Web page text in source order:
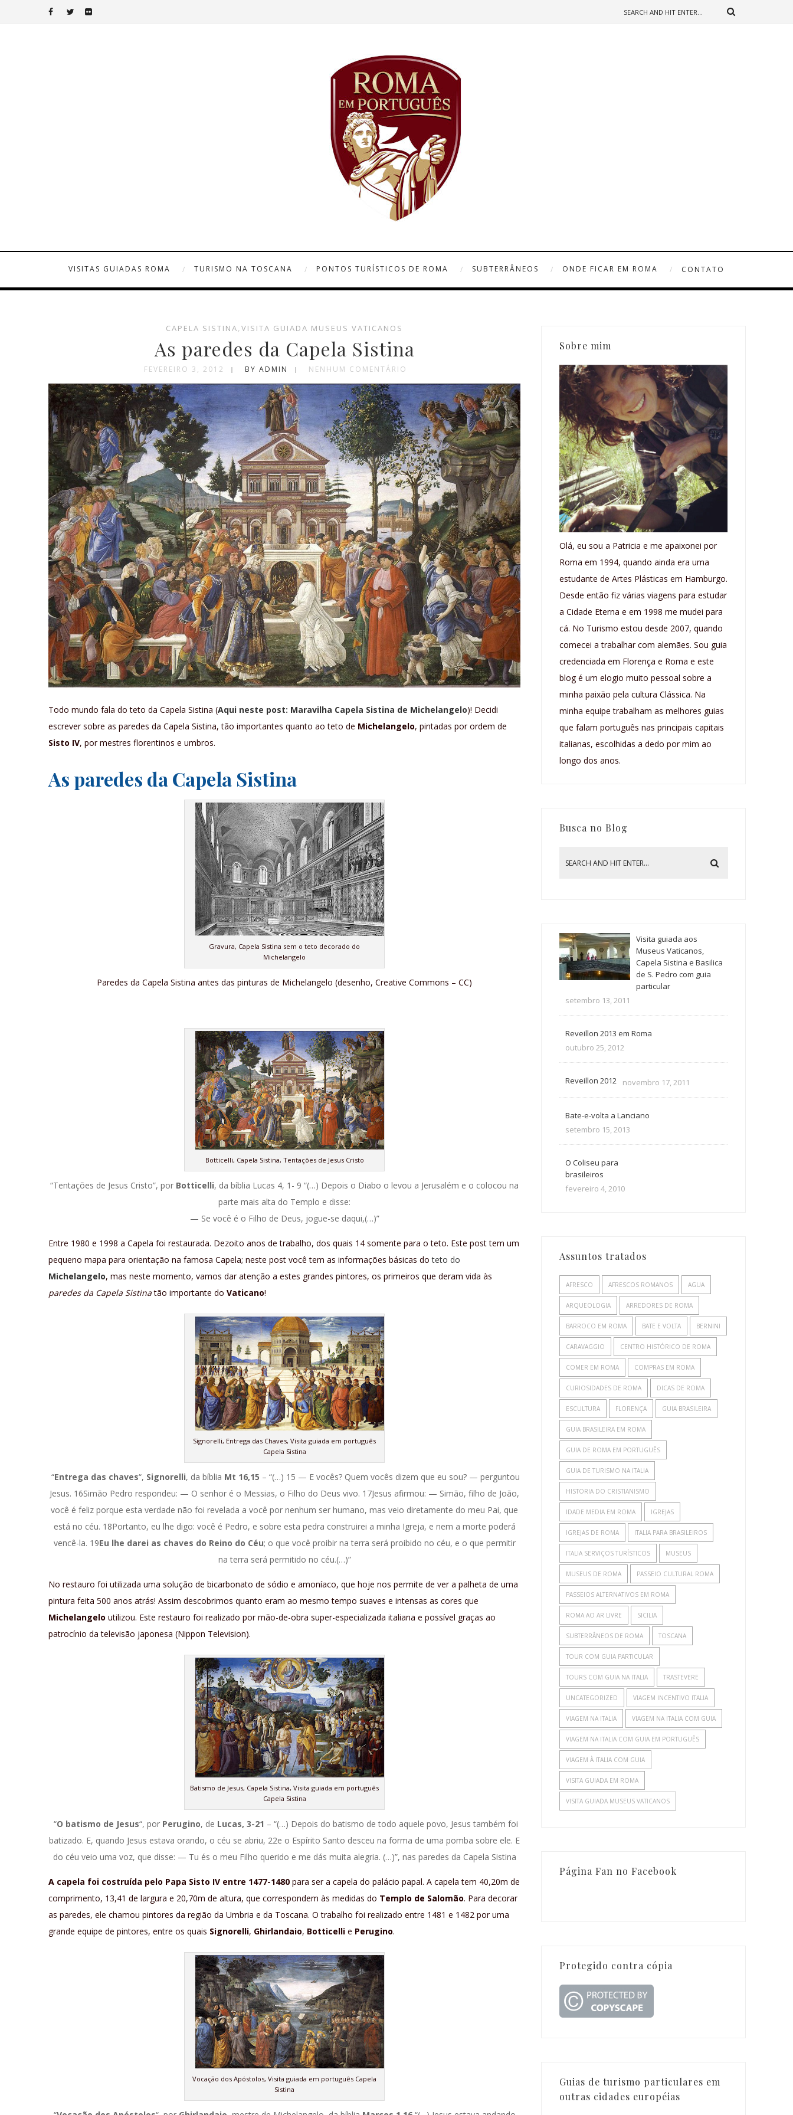
VISITAS GUIADAS ROMA TURISMO NA TOSCANA PONTOS TURÍSTICOS DE ROMA SUBTERRÂNEOS ONDE FICAR EM ROMA CONTATO
CAPELA SISTINA, VISITA GUIADA MUSEUS VATICANOS
As paredes da Capela Sistina
FEVEREIRO 3, 2012 BY ADMIN NENHUM COMENTÁRIO
Todo mundo fala do teto da Capela Sistina (Aqui neste post: Maravilha Capela Sistina de Michelangelo)! Decidi
escrever sobre as paredes da Capela Sistina, tão importantes quanto ao teto de Michelangelo, pintadas por ordem de
Sisto IV, por mestres florentinos e umbros.
As paredes da Capela Sistina
Gravura, Capela Sistina sem o teto decorado do
Michelangelo
Paredes da Capela Sistina antes das pinturas de Michelangelo (desenho, Creative Commons – CC)
Botticelli, Capela Sistina, Tentações de Jesus Cristo
“Tentações de Jesus Cristo”, por Botticelli, da bíblia Lucas 4, 1- 9 “(…) Depois o Diabo o levou a Jerusalém e o colocou na
parte mais alta do Templo e disse:
— Se você é o Filho de Deus, jogue-se daqui,(…)”
Entre 1980 e 1998 a Capela foi restaurada. Dezoito anos de trabalho, dos quais 14 somente para o teto. Este post tem um
pequeno mapa para orientação na famosa Capela; neste post você tem as informações básicas doteto do
Michelangelo, mas neste momento, vamos dar atenção a estes grandes pintores, os primeiros que deram vida às
paredes da Capela Sistinatão importante do Vaticano!
Signorelli, Entrega das Chaves, Visita guiada em português
Capela Sistina
“Entrega das chaves“, Signorelli, da bíblia Mt 16,15 – “(…) 15 — E vocês? Quem vocês dizem que eu sou? — perguntou
Jesus. 16Simão Pedro respondeu: — O senhor é o Messias, o Filho do Deus vivo. 17Jesus afirmou: — Simão, filho de João,
você é feliz porque esta verdade não foi revelada a você por nenhum ser humano, mas veio diretamente do meu Pai, que
está no céu. 18Portanto, eu lhe digo: você é Pedro, e sobre esta pedra construirei a minha Igreja, e nem a morte poderá
vencê-la. 19Eu lhe darei as chaves do Reino do Céu; o que você proibir na terra será proibido no céu, e o que permitir
na terra será permitido no céu.(…)”
No restauro foi utilizada uma solução de bicarbonato de sódio e amoníaco, que hoje nos permite de ver a palheta de uma
pintura feita 500 anos atrás! Assim descobrimos quanto eram ao mesmo tempo suaves e intensas as cores que
Michelangelo utilizou. Este restauro foi realizado por mão-de-obra super-especializada italiana e possível graças ao
patrocínio da televisão japonesa (Nippon Television).
Batismo de Jesus, Capela Sistina, Visita guiada em português
Capela Sistina
“O batismo de Jesus“, por Perugino, de Lucas, 3-21 – “(…) Depois do batismo de todo aquele povo, Jesus também foi
batizado. E, quando Jesus estava orando, o céu se abriu, 22e o Espírito Santo desceu na forma de uma pomba sobre ele. E
do céu veio uma voz, que disse: — Tu és o meu Filho querido e me dás muita alegria. (…)”, nas paredes da Capela Sistina
A capela foi costruída pelo Papa Sisto IV entre 1477-1480 para ser a capela do palácio papal. A capela tem 40,20m de
comprimento, 13,41 de largura e 20,70m de altura, que correspondem às medidas do Templo de Salomão. Para decorar
as paredes, ele chamou pintores da região da Umbria e da Toscana. O trabalho foi realizado entre 1481 e 1482 por uma
grande equipe de pintores, entre os quais Signorelli, Ghirlandaio, Botticelli e Perugino.
Vocação dos Apóstolos, Visita guiada em português Capela
Sistina
Sobre mim
Olá, eu sou a Patricia e me apaixonei por
Roma em 1994, quando ainda era uma
estudante de Artes Plásticas em Hamburgo.
Desde então fiz várias viagens para estudar
a Cidade Eterna e em 1998 me mudei para
cá. No Turismo estou desde 2007, quando
comecei a trabalhar com alemães. Sou guia
credenciada em Florença e Roma e este
blog é um elogio muito pessoal sobre a
minha paixão pela cultura Clássica. Na
minha equipe trabalham as melhores guias
que falam português nas principais capitais
italianas, escolhidas a dedo por mim ao
longo dos anos.
Busca no Blog
Visita guiada aos
Museus Vaticanos,
Capela Sistina e Basilica
de S. Pedro com guia
particular
setembro 13, 2011
Reveillon 2013 em Roma
outubro 25, 2012
Reveillon 2012 novembro 17, 2011
Bate-e-volta a Lanciano
setembro 15, 2013
O Coliseu para
brasileiros
fevereiro 4, 2010
Assuntos tratados
AFRESCO AFRESCOS ROMANOS AGUA
ARQUEOLOGIA ARREDORES DE ROMA
BARROCO EM ROMA BATE E VOLTA BERNINI
CARAVAGGIO CENTRO HISTÓRICO DE ROMA
COMER EM ROMA COMPRAS EM ROMA
CURIOSIDADES DE ROMA DICAS DE ROMA
ESCULTURA FLORENÇA GUIA BRASILEIRA
GUIA BRASILEIRA EM ROMA
GUIA DE ROMA EM PORTUGUÊS
GUIA DE TURISMO NA ITALIA
HISTORIA DO CRISTIANISMO
IDADE MEDIA EM ROMA IGREJAS
IGREJAS DE ROMA ITALIA PARA BRASILEIROS
ITALIA SERVIÇOS TURÍSTICOS MUSEUS
MUSEUS DE ROMA PASSEIO CULTURAL ROMA
PASSEIOS ALTERNATIVOS EM ROMA
ROMA AO AR LIVRE SICILIA
SUBTERRÂNEOS DE ROMA TOSCANA
TOUR COM GUIA PARTICULAR
TOURS COM GUIA NA ITALIA TRASTEVERE
UNCATEGORIZED VIAGEM INCENTIVO ITALIA
VIAGEM NA ITALIA VIAGEM NA ITALIA COM GUIA
VIAGEM NA ITALIA COM GUIA EM PORTUGUÊS
VIAGEM À ITALIA COM GUIA
VISITA GUIADA EM ROMA
VISITA GUIADA MUSEUS VATICANOS
Página Fan no Facebook
Protegido contra cópia
Guias de turismo particulares em
outras cidades européias